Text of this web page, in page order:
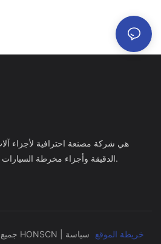
CNC الدقيقة وأجزاء مخرطة السيارات منذ عام 2003.
جميع الحقوق محفوظة © 2025 HONSCN | خريطة الموقع
سياسة